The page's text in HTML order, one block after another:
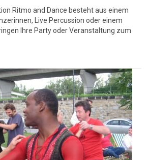
Ritmo and Dance besteht aus einem
Live Percussion oder einem
Ihre Party oder Veranstaltung zum